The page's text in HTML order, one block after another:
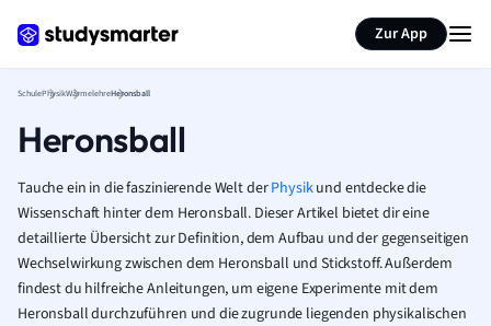
Zur App
SchulePhysikWärmelehreHeronsball
Heronsball
Tauche ein in die faszinierende Welt derPhysikund entdecke die
Wissenschaft hinter dem Heronsball. Dieser Artikel bietet dir eine
detaillierte Übersicht zur Definition, dem Aufbau und der gegenseitigen
Wechselwirkung zwischen dem Heronsball und Stickstoff. Außerdem
findest du hilfreiche Anleitungen, um eigene Experimente mit dem
Heronsball durchzuführen und die zugrunde liegenden physikalischen
Seite zusammenfassen